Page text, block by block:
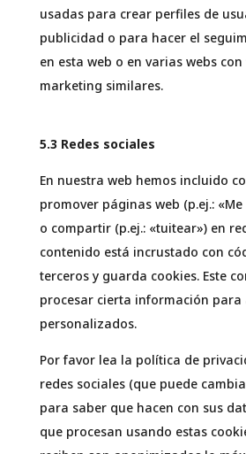
usadas para crear perfiles de
publicidad o para hacer el
en esta web o en varias webs
marketing similares.
5.3 Redes sociales
En nuestra web hemos incluido
promover páginas web (p.ej.:
o compartir (p.ej.: «tuitear») en
contenido está incrustado con
terceros y guarda cookies. Este
procesar cierta información para
personalizados.
Por favor lea la política de
redes sociales (que puede
para saber que hacen con sus
que procesan usando estas